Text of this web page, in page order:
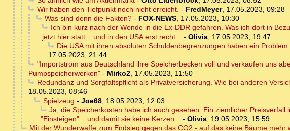
Wir haben den Tiefpunkt noch nicht erreicht. - FredMeyer, 17.05.2023, 09:28
Was sind denn die Fakten?- FOX-NEWS, 17.05.2023, 10:30
Ich bin kurz nach der Wende in die Ex-DDR gefahren. Was ich dort in
jetzt hier statt....und in den USA erst recht... - Olivia, 17.05.2023, 19:47
Die USA mit ihren absoluten Schuldenbegrenzungen haben ein
17.05.2023, 21:44
"Importstrom aus Deutschland ihre Speicherbecken voll und verkaufen uns
Pumpspeicherwerken" - Mirko2, 17.05.2023, 11:50
Redundanz und Sorgfaltspflicht als Privatversicherung. Wie bei anderen
18.05.2023, 08:46
Spielzeug - Joe68, 18.05.2023, 12:03
Ja, die Speicherkosten habe ich auch gesehen. Ein ziemlicher
"Einsteigen"... und damit sie keine Kerzen... - Olivia, 19.05.2023, 15:59
Mit der Wunderwaffe zum Endsieg gegen das CO2 - auf das keine Bäume